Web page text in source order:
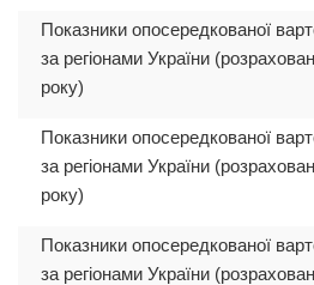
Показники опосередкованої
за регіонами України
року)
Показники опосередкованої
за регіонами України
року)
Показники опосередкованої
за регіонами України